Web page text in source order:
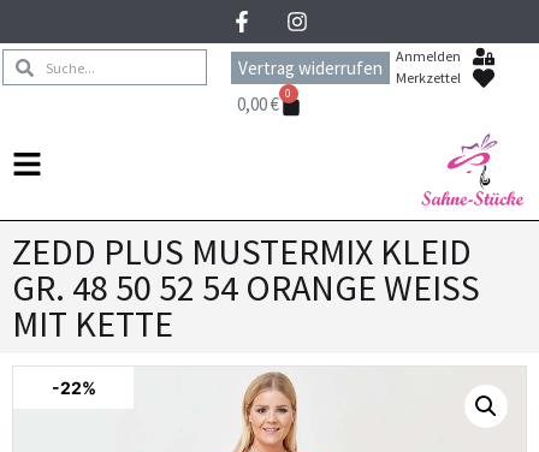
Vertrag widerrufen
Anmelden
Merkzettel
0,00€ 0
ZEDD PLUS MUSTERMIX KLEID
GR. 48 50 52 54 ORANGE WEISS
MIT KETTE
-22%